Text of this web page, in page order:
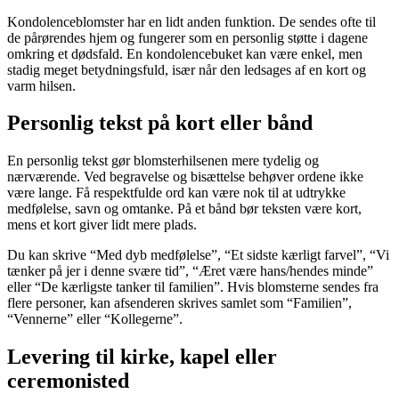
Kondolenceblomster har en lidt anden funktion. De sendes ofte til
de pårørendes hjem og fungerer som en personlig støtte i dagene
omkring et dødsfald. En kondolencebuket kan være enkel, men
stadig meget betydningsfuld, især når den ledsages af en kort og
varm hilsen.
Personlig tekst på kort eller bånd
En personlig tekst gør blomsterhilsenen mere tydelig og
nærværende. Ved begravelse og bisættelse behøver ordene ikke
være lange. Få respektfulde ord kan være nok til at udtrykke
medfølelse, savn og omtanke. På et bånd bør teksten være kort,
mens et kort giver lidt mere plads.
Du kan skrive “Med dyb medfølelse”, “Et sidste kærligt farvel”, “Vi
tænker på jer i denne svære tid”, “Æret være hans/hendes minde”
eller “De kærligste tanker til familien”. Hvis blomsterne sendes fra
flere personer, kan afsenderen skrives samlet som “Familien”,
“Vennerne” eller “Kollegerne”.
Levering til kirke, kapel eller
ceremonisted